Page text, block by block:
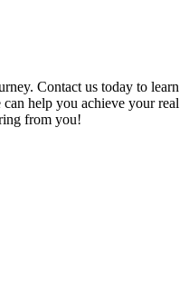
Contact us today to learn
help you achieve your real
from you!